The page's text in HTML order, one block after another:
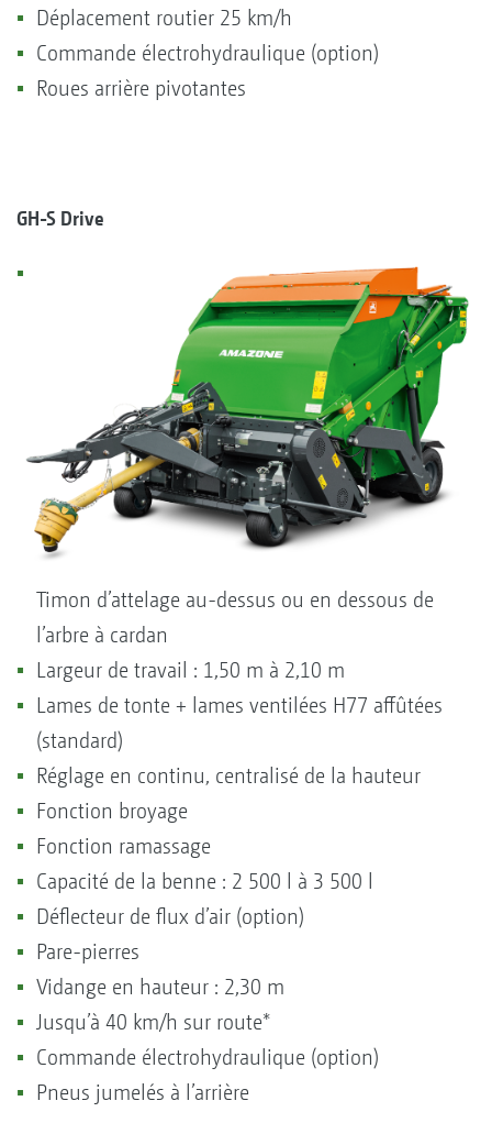
Déplacement routier 25 km/h
Commande électrohydraulique (option)
Roues arrière pivotantes
GH-S Drive
Timon d’attelage au-dessus ou en dessous de
l’arbre à cardan
Largeur de travail : 1,50 m à 2,10 m
Lames de tonte + lames ventilées H77 affûtées
(standard)
Réglage en continu, centralisé de la hauteur
Fonction broyage
Fonction ramassage
Capacité de la benne : 2 500 l à 3 500 l
Déflecteur de flux d’air (option)
Pare-pierres
Vidange en hauteur : 2,30 m
Jusqu’à 40 km/h sur route*
Commande électrohydraulique (option)
Pneus jumelés à l’arrière